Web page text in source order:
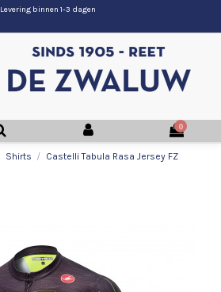
Levering binnen 1-3 dagen
0
Shirts Castelli Tabula Rasa Jersey FZ